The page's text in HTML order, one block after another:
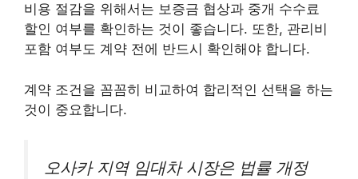
비용 절감을 위해서는 보증금 협상과 중개 수수료
할인 여부를 확인하는 것이 좋습니다. 또한, 관리비
포함 여부도 계약 전에 반드시 확인해야 합니다.
계약 조건을 꼼꼼히 비교하여 합리적인 선택을 하는
것이 중요합니다.
오사카 지역 임대차 시장은 법률 개정